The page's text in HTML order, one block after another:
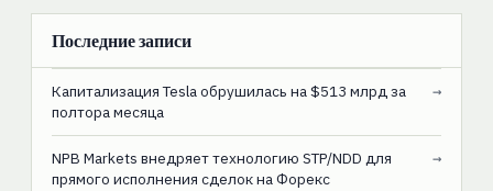
Последние записи
Капитализация Tesla обрушилась на $513 млрд за
полтора месяца
→
NPB Markets внедряет технологию STP/NDD для
прямого исполнения сделок на Форекс
→